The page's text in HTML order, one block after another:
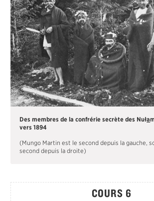
Des membres de la confrérie secrète des Nuła
vers 1894
(Mungo Martin est le second depuis la gauche,
second depuis la droite)
COURS 6